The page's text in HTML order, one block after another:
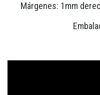
Márgenes: 1mm